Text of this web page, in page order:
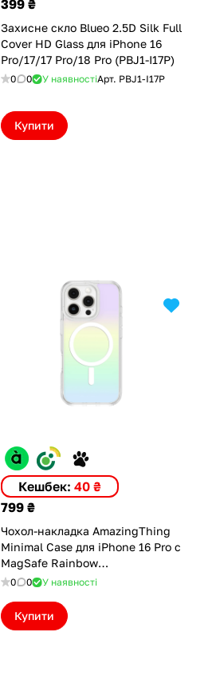
399 ₴
Захисне скло Blueo 2.5D Silk Full
Cover HD Glass для iPhone 16
Pro/17/17 Pro/18 Pro (PBJ1-I17P)
0 0 У наявностіАрт. PBJ1-I17P
Купити
Кешбек: 40 ₴
799 ₴
Чохол-накладка AmazingThing
Minimal Case для iPhone 16 Pro с
MagSafe Rainbow
(IP166.3PMMINRB)
0 0 У наявності
Купити